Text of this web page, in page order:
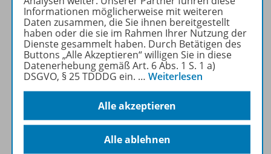
Management im
Industriebetrieb
Informationen möglicherweise mit weiteren
Daten zusammen, die Sie ihnen bereitgestellt
haben oder die sie im Rahmen Ihrer Nutzung der
Dienste gesammelt haben. Durch Betätigen des
Buttons „Alle Akzeptieren“ willigen Sie in diese
Datenerhebung gemäß Art. 6 Abs. 1 S. 1 a)
DSGVO, § 25 TDDDG ein. … Weiterlesen
Alle akzeptieren
Alle ablehnen